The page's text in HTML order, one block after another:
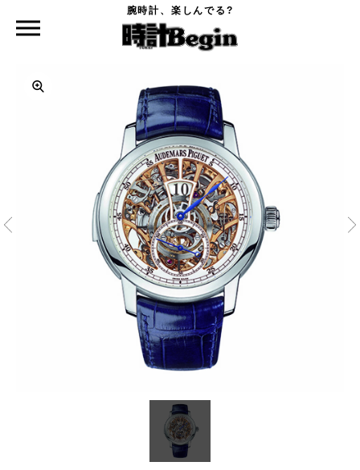
腕時計、楽しんでる?
ジュール オーデマ・ミニッツリピーター・ジャンピングアワー・スケルトン